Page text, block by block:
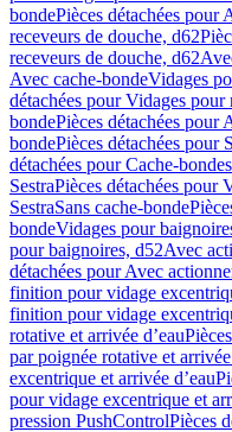
bondePièces détachées pour
receveurs de douche, d62
receveurs de douche, d62
Avec cache-bondeVidages
détachées pour Vidages
bondePièces détachées pour
bondePièces détachées pour
détachées pour Cache-bondes
SestraPièces détachées pour
SestraSans cache-bonde
bondeVidages pour
pour baignoires, d52Avec
détachées pour Avec
finition pour vidage
finition pour vidage
rotative et arrivée d’eau
par poignée rotative et arrivée
excentrique et arrivée d’eau
pour vidage excentrique et
pression PushControlPièces